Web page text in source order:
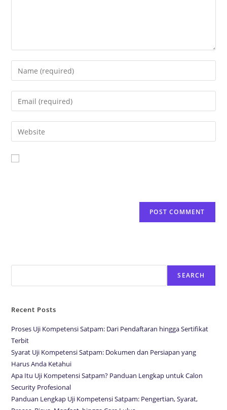
SEARCH
Recent Posts
Proses Uji Kompetensi Satpam: Dari Pendaftaran hingga Sertifikat
Terbit
Syarat Uji Kompetensi Satpam: Dokumen dan Persiapan yang
Harus Anda Ketahui
Apa Itu Uji Kompetensi Satpam? Panduan Lengkap untuk Calon
Security Profesional
Panduan Lengkap Uji Kompetensi Satpam: Pengertian, Syarat,